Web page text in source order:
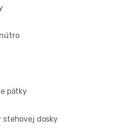
pätky
stehovej dosky